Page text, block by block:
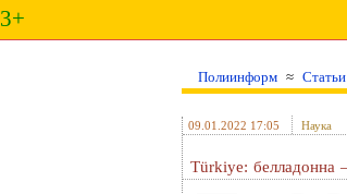
3+
Полиинформ ≈ Статьи
09.01.2022 17:05 Наука
Türkiye: белладонна